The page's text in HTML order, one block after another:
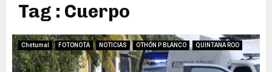
Tag : Cuerpo
Chetumal FOTONOTA NOTICIAS OTHÓN P BLANCO QUINTANA ROO